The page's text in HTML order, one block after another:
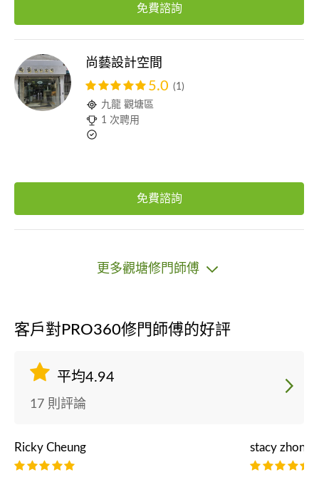
免費諮詢
尚藝設計空間
5.0 (1)
九龍 觀塘區
1 次聘用
免費諮詢
更多觀塘修門師傅
客戶對PRO360修門師傅的好評
平均4.94
17 則評論
Ricky Cheung stacy zhong